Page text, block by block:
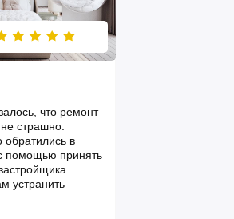
что ремонт
страшно.
обратились в
помощью принять
устранить